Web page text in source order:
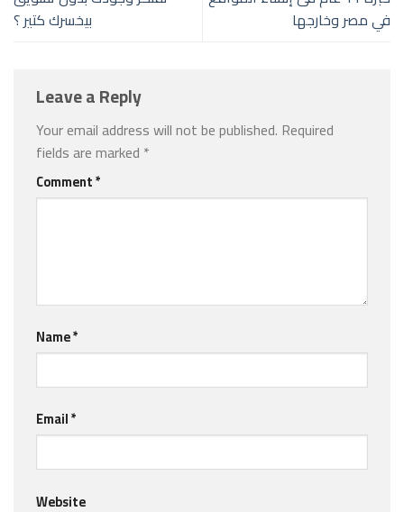
بيخسرك كتير ؟
في مصر وخارجها
Leave a Reply
Your email address will not be published. Required
fields are marked *
Comment*
Name*
Email*
Website